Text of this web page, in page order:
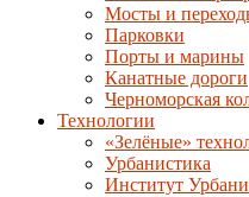
Мосты и
Парковки
Порты и марины
Канатные дороги
Черноморская
Технологии
«Зелёные»
Урбанистика
Институт